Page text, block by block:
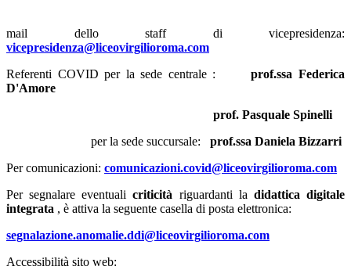
mail dello staff di vicepresidenza:
vicepresidenza@liceovirgilioroma.com
Referenti COVID per la sede centrale :prof.ssa Federica
D'Amore
prof. Pasquale Spinelli
per la sede succursale: prof.ssa Daniela Bizzarri
Per comunicazioni: comunicazioni.covid@liceovirgilioroma.com
Per segnalare eventualicriticità riguardanti la didattica digitale
integrata , è attiva la seguente casella di posta elettronica:
segnalazione.anomalie.ddi@liceovirgilioroma.com
Accessibilità sito web: